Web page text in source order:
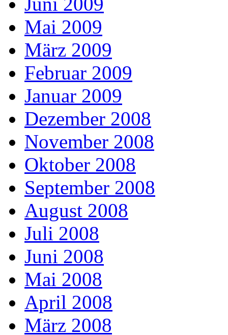
Mai 2009
März 2009
Februar 2009
Januar 2009
Dezember 2008
November 2008
Oktober 2008
September 2008
August 2008
Juli 2008
Juni 2008
Mai 2008
April 2008
März 2008